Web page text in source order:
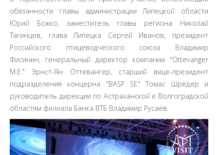
обязанности главы администрации Липецкой области
Юрий Божко, заместитель главы региона Николай
Тагинцев, глава Липецка Сергей Иванов, президент
Российского птицеводческого союза Владимир
Фисинин, генеральный директор компании "Ottevanger
M.E." Эрнст-Ян Оттевангер, старший вице-президент
подразделения концерна "BASF SE" Томас Шрёдер и
руководитель дирекции по Астраханской и Волгоградской
областям филиала Банка ВТБ Владимир Русаев.